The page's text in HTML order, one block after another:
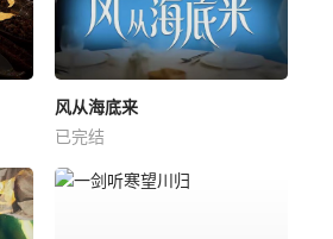
风从海底来
已完结